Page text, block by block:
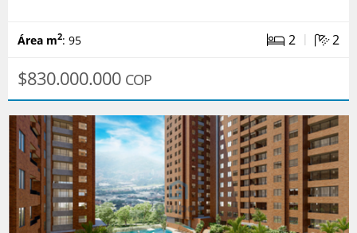
Área m2: 95 2 | 2
$830.000.000 COP